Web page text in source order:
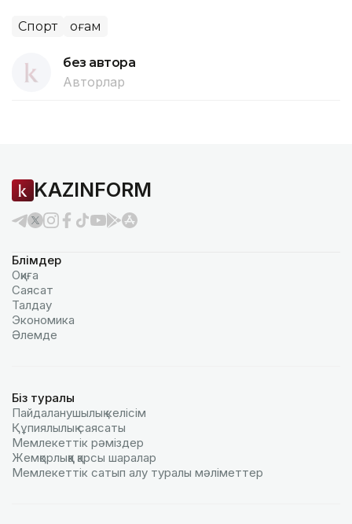
Спорт Қоғам
без автора
Авторлар
KAZINFORM
Бөлімдер
Оқиға
Саясат
Талдау
Экономика
Әлемде
Біз туралы
Пайдаланушылық келiciм
Құпиялылық саясаты
Мемлекеттік рәміздер
Жемқорлыққа қарсы шаралар
Мемлекеттік сатып алу туралы мәлiметтер